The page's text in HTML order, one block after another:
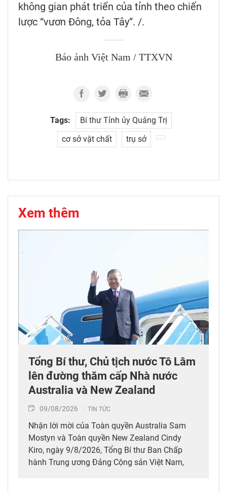
không gian phát triển của tỉnh theo chiến
lược “vươn Đông, tỏa Tây”. /.
Báo ảnh Việt Nam / TTXVN
Tags:
Bí thư Tỉnh ủy Quảng Trị
cơ sở vật chất
trụ sở
Xem thêm
Tổng Bí thư, Chủ tịch nước Tô Lâm
lên đường thăm cấp Nhà nước
Australia và New Zealand
09/08/2026 TIN TỨC
Nhận lời mời của Toàn quyền Australia Sam
Mostyn và Toàn quyền New Zealand Cindy
Kiro, ngày 9/8/2026, Tổng Bí thư Ban Chấp
hành Trung ương Đảng Cộng sản Việt Nam,